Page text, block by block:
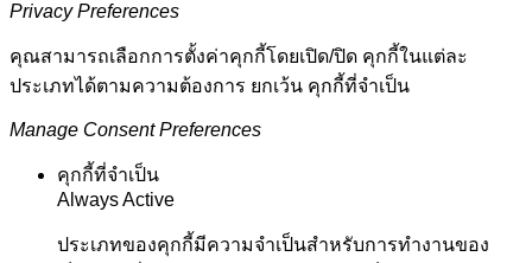
Privacy Preferences
คุณสามารถเลือกการตั้งค่าคุกกี้โดยเปิด/ปิด คุกกี้ในแต่ละ
ประเภทได้ตามความต้องการ ยกเว้น คุกกี้ที่จำเป็น
Manage Consent Preferences
คุกกี้ที่จำเป็น
Always Active
ประเภทของคุกกี้มีความจำเป็นสำหรับการทำงานของ